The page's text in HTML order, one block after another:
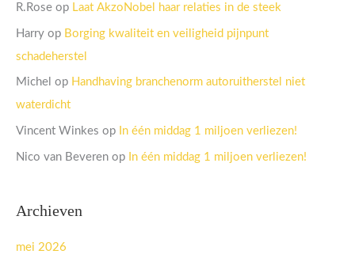
R.Rose op Laat AkzoNobel haar relaties in de steek
Harry op Borging kwaliteit en veiligheid pijnpunt
schadeherstel
Michel op Handhaving branchenorm autoruitherstel niet
waterdicht
Vincent Winkes op In één middag 1 miljoen verliezen!
Nico van Beveren op In één middag 1 miljoen verliezen!
Archieven
mei 2026